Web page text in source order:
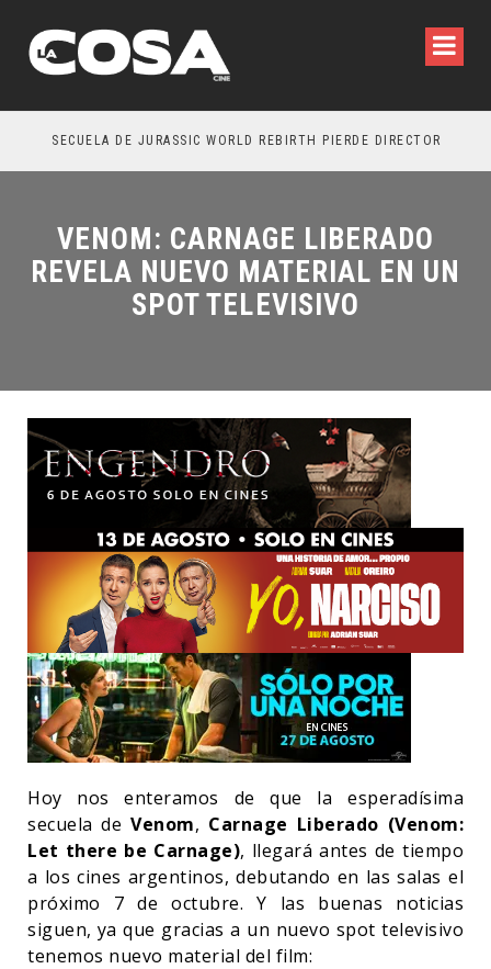
SECUELA DE JURASSIC WORLD REBIRTH PIERDE DIRECTOR
VENOM: CARNAGE LIBERADO
REVELA NUEVO MATERIAL EN UN
SPOT TELEVISIVO
Hoy nos enteramos de que la esperadísima
secuela deVenom, Carnage Liberado (Venom:
Let there be Carnage), llegará antes de tiempo
a los cines argentinos, debutando en las salas el
próximo 7 de octubre. Y las buenas noticias
siguen, ya que gracias a un nuevo spot televisivo
tenemos nuevo material del film: